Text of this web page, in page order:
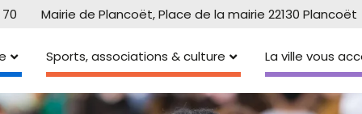
Mairie de Plancoët, Place de la mairie 22130 Plancoët
Sports, associations & culture La ville vous